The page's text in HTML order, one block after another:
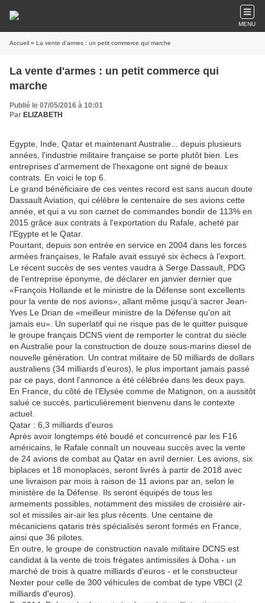
MENU
Accueil » La vente d'armes : un petit commerce qui marche
La vente d'armes : un petit commerce qui
marche
Publié le 07/05/2016 à 10:01
Par ELIZABETH
Egypte, Inde, Qatar et maintenant Australie... depuis plusieurs
années, l'industrie militaire française se porte plutôt bien. Les
entreprises d'armement de l'hexagone ont signé de beaux
contrats. En voici le top 6.
Le grand bénéficiaire de ces ventes record est sans aucun doute
Dassault Aviation, qui célèbre le centenaire de ses avions cette
année, et qui a vu son carnet de commandes bondir de 113% en
2015 grâce aux contrats à l'exportation du Rafale, acheté par
l'Egypte et le Qatar.
Pourtant, depuis son entrée en service en 2004 dans les forces
armées françaises, le Rafale avait essuyé six échecs à l'export.
Le récent succès de ses ventes vaudra à Serge Dassault, PDG
de l'entreprise éponyme, de déclarer en janvier dernier que
«François Hollande et le ministre de la Défense sont excellents
pour la vente de nos avions», allant même jusqu'à sacrer Jean-
Yves Le Drian de «meilleur ministre de la Défense qu'on ait
jamais eu». Un superlatif qui ne risque pas de le quitter puisque
le groupe français DCNS vient de remporter le contrat du siècle
en Australie pour la construction de douze sous-marins diesel de
nouvelle génération. Un contrat militaire de 50 milliards de dollars
australiens (34 milliards d’euros), le plus important jamais passé
par ce pays, dont l’annonce a été célébrée dans les deux pays.
En France, du côté de l’Elysée comme de Matignon, on a aussitôt
salué ce succès, particulièrement bienvenu dans le contexte
actuel.
Qatar : 6,3 milliards d'euros
Après avoir longtemps été boudé et concurrencé par les F16
américains, le Rafale connaît un nouveau succès avec la vente
de 24 avions de combat au Qatar en avril dernier. Les avions, six
biplaces et 18 monoplaces, seront livrés à partir de 2018 avec
une livraison par mois à raison de 11 avions par an, selon le
ministère de la Défense. Ils seront équipés de tous les
armements possibles, notamment des missiles de croisière air-
sol et missiles air-air les plus récents. Une centaine de
mécaniciens qataris très spécialisés seront formés en France,
ainsi que 36 pilotes.
En outre, le groupe de construction navale militaire DCNS est
candidat à la vente de trois frégates antimissiles à Doha - un
marché de trois à quatre milliards d'euros - et le constructeur
Nexter pour celle de 300 véhicules de combat de type VBCI (2
milliards d'euros).